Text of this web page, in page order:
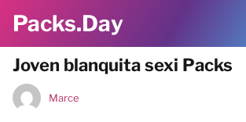
Packs.Day
Joven blanquita sexi Packs
Marce